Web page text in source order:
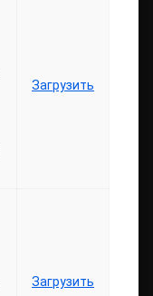
Загрузить
Загрузить